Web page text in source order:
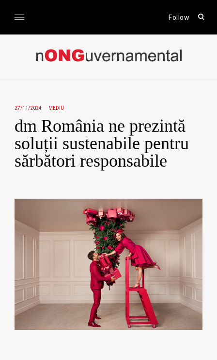
Follow
open
form
nONGuvernamental
27/11/2024 MEDIU
dm România ne prezintă
soluții sustenabile pentru
sărbători responsabile